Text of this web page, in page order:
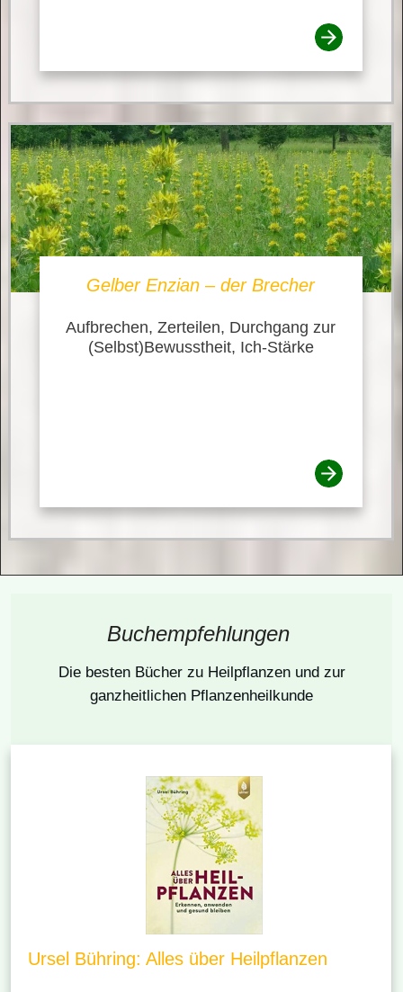
Gelber Enzian – der Brecher
Aufbrechen, Zerteilen, Durchgang zur
(Selbst)Bewusstheit, Ich-Stärke
Buchempfehlungen
Die besten Bücher zu Heilpflanzen und zur
ganzheitlichen Pflanzenheilkunde
Ursel Bühring: Alles über Heilpflanzen